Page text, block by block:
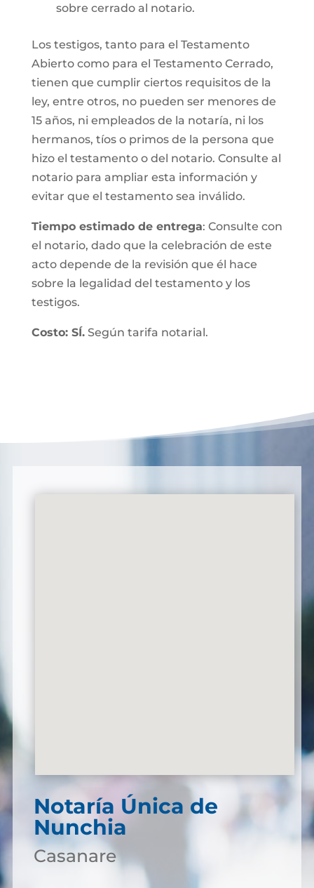
sobre cerrado al notario.
Los testigos, tanto para el Testamento
Abierto como para el Testamento Cerrado,
tienen que cumplir ciertos requisitos de la
ley, entre otros, no pueden ser menores de
15 años, ni empleados de la notaría, ni los
hermanos, tíos o primos de la persona que
hizo el testamento o del notario. Consulte al
notario para ampliar esta información y
evitar que el testamento sea inválido.
Tiempo estimado de entrega: Consulte con
el notario, dado que la celebración de este
acto depende de la revisión que él hace
sobre la legalidad del testamento y los
testigos.
Costo: SÍ.Según tarifa notarial.
Notaría Única de
Nunchia
Casanare